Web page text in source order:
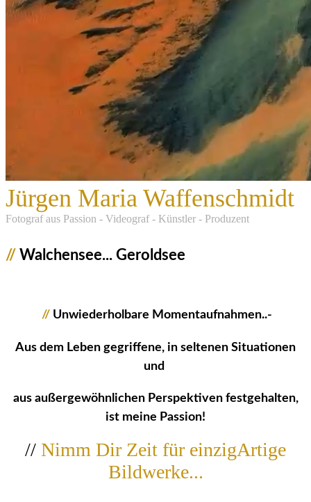
Jürgen Maria Waffenschmidt
Fotograf aus Passion - Videograf - Künstler - Produzent
// Walchensee... Geroldsee
// Unwiederholbare Momentaufnahmen..-
Aus dem Leben gegriffene, in seltenen Situationen
und
aus außergewöhnlichen Perspektiven festgehalten,
ist meine Passion!
// Nimm Dir Zeit für einzigArtige
Bildwerke...